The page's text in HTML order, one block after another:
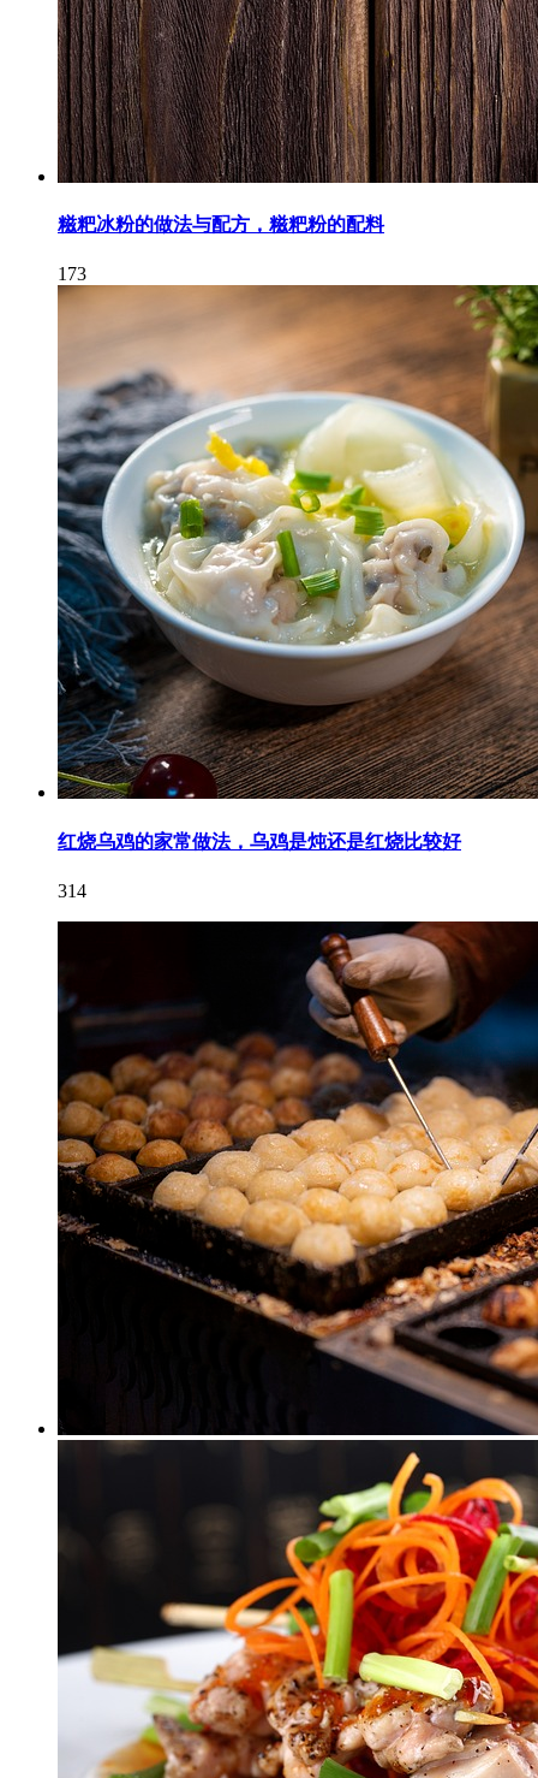
糍粑冰粉的做法与配方，糍粑粉的配料
173
红烧乌鸡的家常做法，乌鸡是炖还是红烧比较好
314